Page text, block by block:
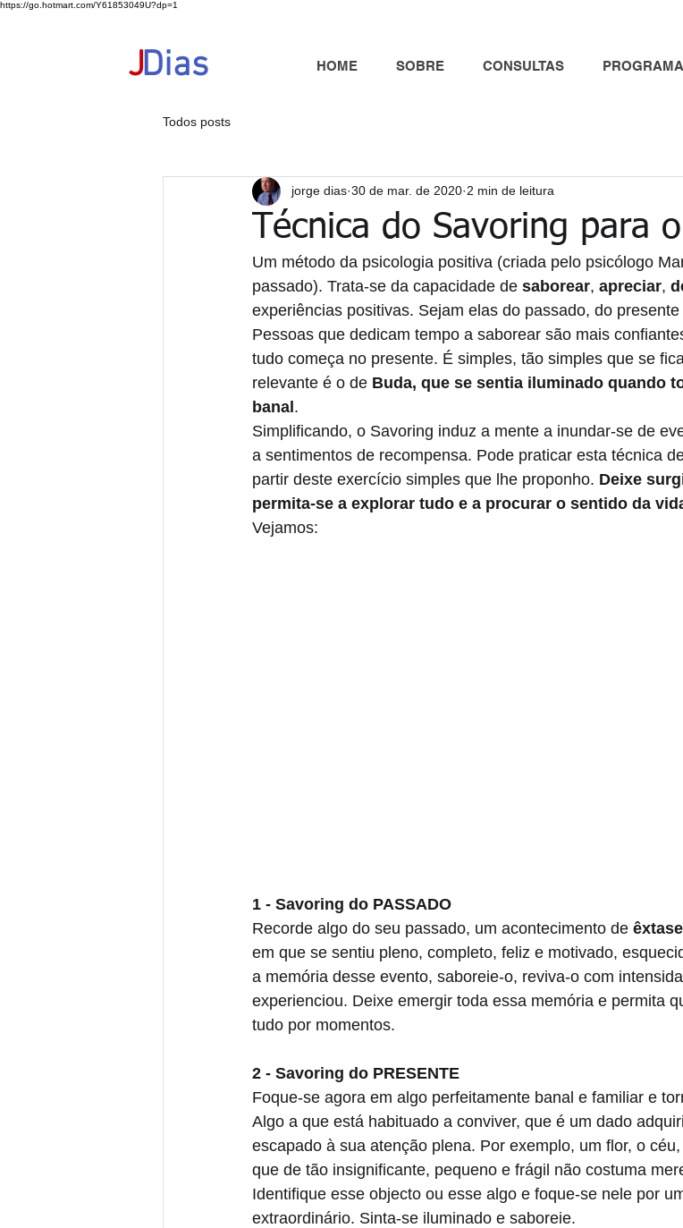
https://go.hotmart.com/Y61853049U?dp=1
JDias HOME SOBRE CONSULTAS
Todos posts
Técnica do Savoring para
jorge dias 30 de mar. de 2020 2 min de leitura
Um método da psicologia positiva (criada pelo psicólogo
passado). Trata-se da capacidade de saborear, apreciar,
experiências positivas. Sejam elas do passado, do
Pessoas que dedicam tempo a saborear são mais
tudo começa no presente. É simples, tão simples que se
relevante é o de Buda, que se sentia iluminado quando
banal.
Simplificando, o Savoring induz a mente a inundar-se de
a sentimentos de recompensa. Pode praticar esta técnica
partir deste exercício simples que lhe proponho. Deixe
permita-se a explorar tudo e a procurar o sentido da
Vejamos:
1 - Savoring do PASSADO
Recorde algo do seu passado, um acontecimento de êxtase
em que se sentiu pleno, completo, feliz e motivado,
a memória desse evento, saboreie-o, reviva-o com
experienciou. Deixe emergir toda essa memória e permita
tudo por momentos.
2 - Savoring do PRESENTE
Foque-se agora em algo perfeitamente banal e familiar e
Algo a que está habituado a conviver, que é um dado
escapado à sua atenção plena. Por exemplo, um flor, o
que de tão insignificante, pequeno e frágil não costuma
Identifique esse objecto ou esse algo e foque-se nele por
extraordinário. Sinta-se iluminado e saboreie.